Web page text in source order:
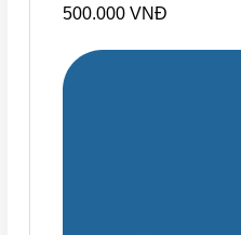
500.000 VNĐ